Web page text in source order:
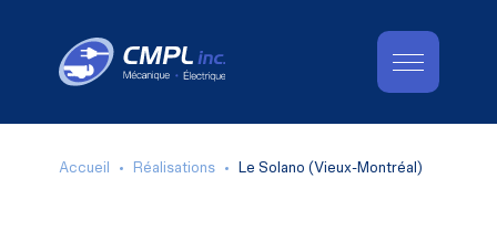
Accueil Réalisations Le Solano (Vieux-Montréal)